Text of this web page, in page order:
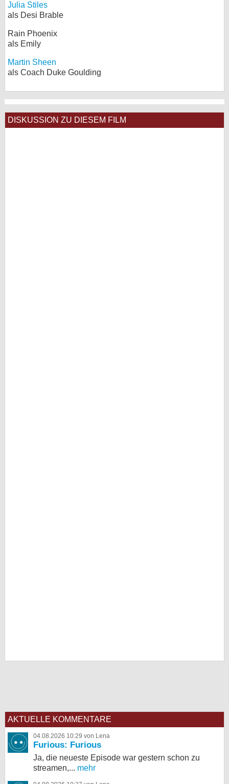
Julia Stiles
als Desi Brable
Rain Phoenix
als Emily
Martin Sheen
als Coach Duke Goulding
DISKUSSION ZU DIESEM FILM
AKTUELLE KOMMENTARE
04.08.2026 10:29 von Lena
Furious: Furious
Ja, die neueste Episode war gestern schon zu
streamen,... mehr